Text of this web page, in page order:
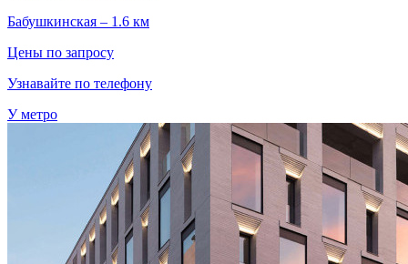
Бабушкинская – 1.6 км
Цены по запросу
Узнавайте по телефону
У метро